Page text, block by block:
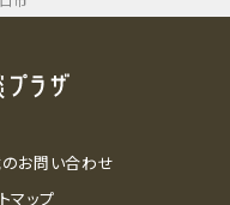
お問い合わせ
マップ